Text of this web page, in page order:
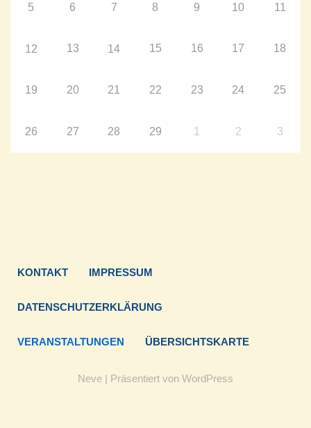
5 6 7 8 9 10 11
12 13 14 15 16 17 18
19 20 21 22 23 24 25
26 27 28 29 1 2 3
KONTAKT IMPRESSUM
DATENSCHUTZERKLÄRUNG
VERANSTALTUNGEN ÜBERSICHTSKARTE
Neve | Präsentiert von WordPress